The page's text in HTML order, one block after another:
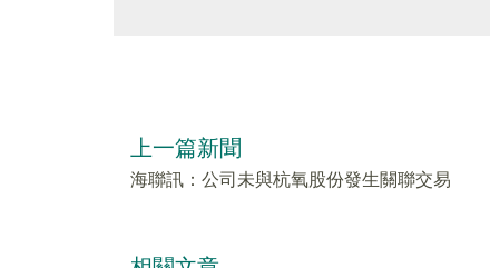
上一篇新聞
海聯訊：公司未與杭氧股份發生關聯交易